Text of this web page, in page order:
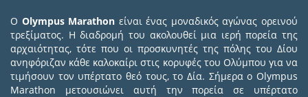
Ο Olympus Marathon είναι ένας μοναδικός αγώνας ορεινού
τρεξίματος. Η διαδρομή του ακολουθεί μια ιερή πορεία της
αρχαιότητας, τότε που οι προσκυνητές της πόλης του Δίου
ανηφόριζαν κάθε καλοκαίρι στις κορυφές του Ολύμπου για να
τιμήσουν τον υπέρτατο θεό τους, το Δία. Σήμερα ο Olympus
Marathon μετουσιώνει αυτή την πορεία σε υπέρτατο